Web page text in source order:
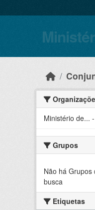
Ministério de... -
Grupos
Não há
busca
Etiquetas